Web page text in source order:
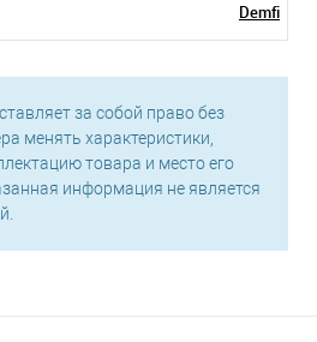
Demfi
за собой право без
менять характеристики,
товара и место его
информация не является